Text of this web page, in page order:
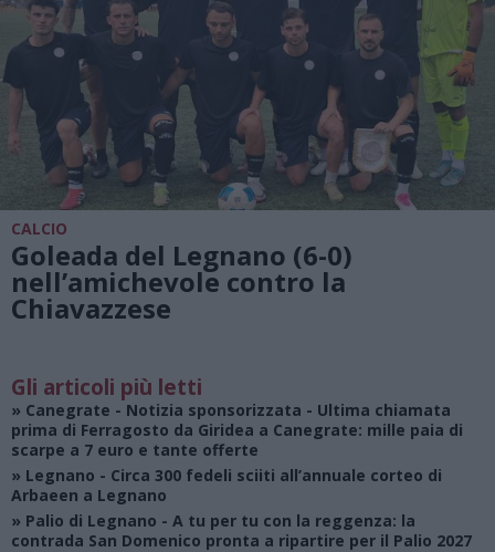
CALCIO
Goleada del Legnano (6-0)
nell’amichevole contro la
Chiavazzese
Gli articoli più letti
» Canegrate - Notizia sponsorizzata - Ultima chiamata
prima di Ferragosto da Giridea a Canegrate: mille paia di
scarpe a 7 euro e tante offerte
» Legnano - Circa 300 fedeli sciiti all’annuale corteo di
Arbaeen a Legnano
» Palio di Legnano - A tu per tu con la reggenza: la
contrada San Domenico pronta a ripartire per il Palio 2027